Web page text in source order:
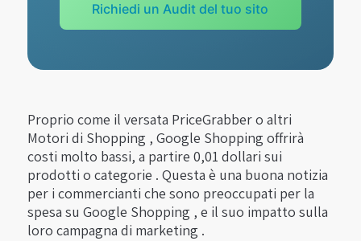
Richiedi un Audit del tuo sito
Proprio come il versata PriceGrabber o altri
Motori di Shopping , Google Shopping offrirà
costi molto bassi, a partire 0,01 dollari sui
prodotti o categorie . Questa è una buona notizia
per i commercianti che sono preoccupati per la
spesa su Google Shopping , e il suo impatto sulla
loro campagna di marketing .